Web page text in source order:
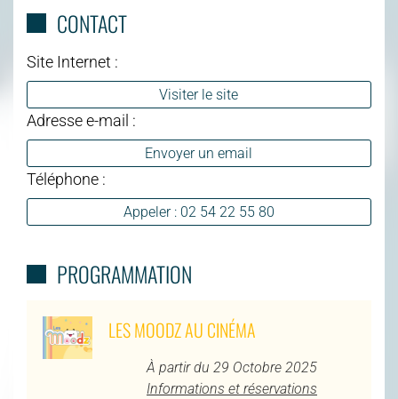
CONTACT
Site Internet :
Visiter le site
Adresse e-mail :
Envoyer un email
Téléphone :
Appeler : 02 54 22 55 80
PROGRAMMATION
LES MOODZ AU CINÉMA
À partir du 29 Octobre 2025
Informations et réservations